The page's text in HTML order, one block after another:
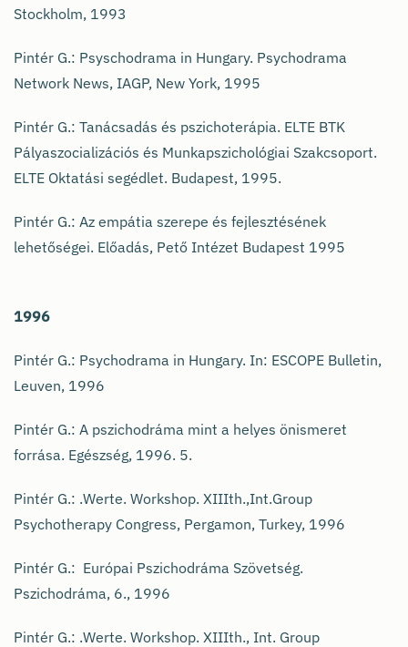
Stockholm, 1993
Pintér G.: Psyschodrama in Hungary. Psychodrama
Network News, IAGP, New York, 1995
Pintér G.: Tanácsadás és pszichoterápia. ELTE BTK
Pályaszocializációs és Munkapszichológiai Szakcsoport.
ELTE Oktatási segédlet. Budapest, 1995.
Pintér G.: Az empátia szerepe és fejlesztésének
lehetőségei. Előadás, Pető Intézet Budapest 1995
1996
Pintér G.: Psychodrama in Hungary. In: ESCOPE Bulletin,
Leuven, 1996
Pintér G.: A pszichodráma mint a helyes önismeret
forrása. Egészség, 1996. 5.
Pintér G.: .Werte. Workshop. XIIIth.,Int.Group
Psychotherapy Congress, Pergamon, Turkey, 1996
Pintér G.: Európai Pszichodráma Szövetség.
Pszichodráma, 6., 1996
Pintér G.: .Werte. Workshop. XIIIth., Int. Group